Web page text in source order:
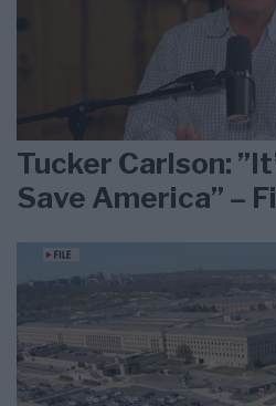
Tucker Carlson:
Save America” –